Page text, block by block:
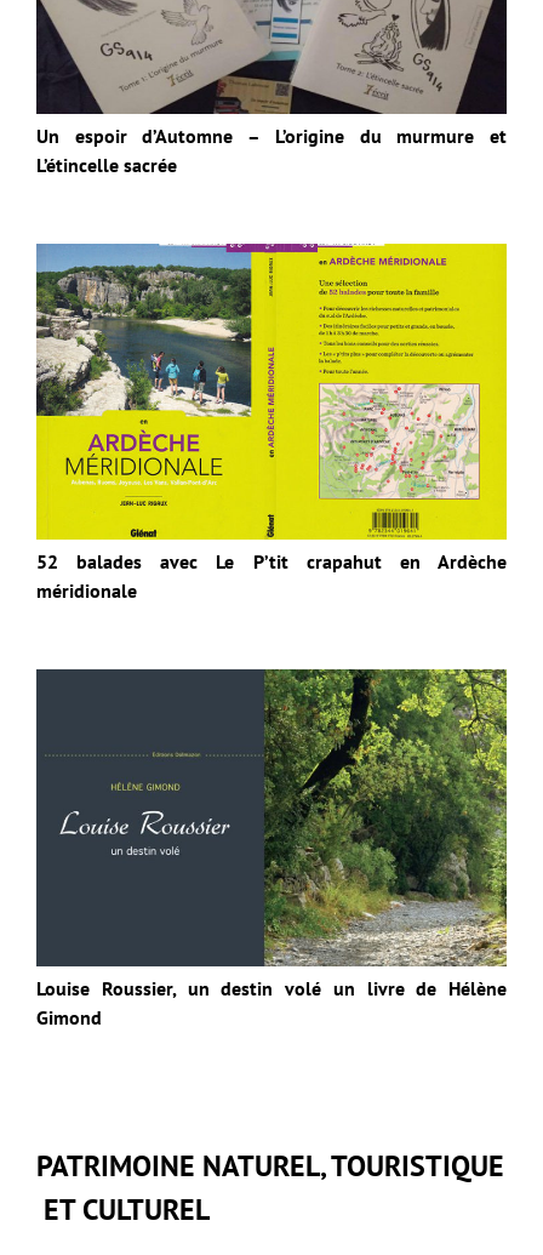
Un espoir d’Automne – L’origine du murmure et
L’étincelle sacrée
52 balades avec Le P’tit crapahut en Ardèche
méridionale
Louise Roussier, un destin volé un livre de Hélène
Gimond
PATRIMOINE NATUREL, TOURISTIQUE
ET CULTUREL